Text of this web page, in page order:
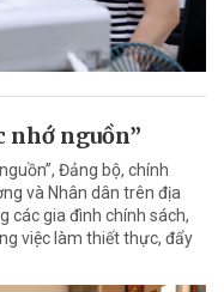
nhớ nguồn”
Đảng bộ, chính
và Nhân dân trên địa
các gia đình chính sách,
việc làm thiết thực, đẩy